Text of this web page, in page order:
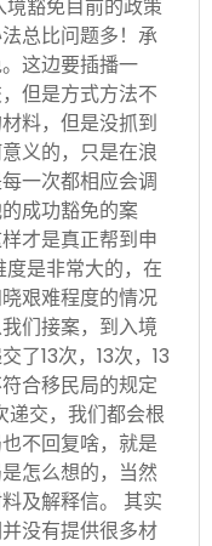
豁免目前的政策
总比问题多！承
这边要插播一
但是方式方法不
料，但是没抓到
义的，只是在浪
一次都相应会调
成功豁免的案
才是真正帮到申
是非常大的，在
艰难程度的情况
们接案，到入境
了13次，13次，13
合移民局的规定
递交，我们都会根
不回复啥，就是
怎么想的，当然
及解释信。 其实
没有提供很多材